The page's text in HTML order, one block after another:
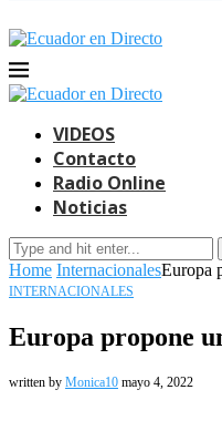
VIDEOS
Contacto
Radio Online
Noticias
Home InternacionalesEuropa
INTERNACIONALES
Europa propone
written by Monica10 mayo 4, 2022